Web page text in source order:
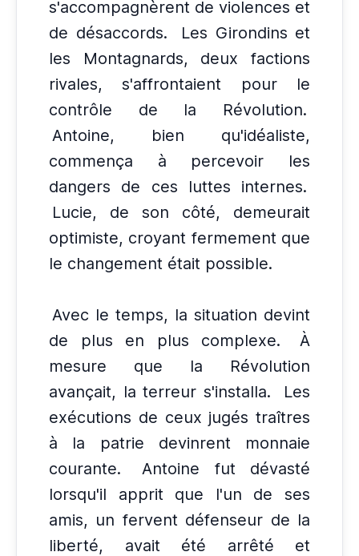
s'accompagnèrent de violences et
de désaccords.
Les Girondins et
les Montagnards, deux factions
rivales, s'affrontaient pour le
contrôle de la Révolution.
Antoine, bien qu'idéaliste,
commença à percevoir les
dangers de ces luttes internes.
Lucie, de son côté, demeurait
optimiste, croyant fermement que
le changement était possible.
Avec le temps, la situation devint
de plus en plus complexe.
À
mesure que la Révolution
avançait, la terreur s'installa.
Les
exécutions de ceux jugés traîtres
à la patrie devinrent monnaie
courante.
Antoine fut dévasté
lorsqu'il apprit que l'un de ses
amis, un fervent défenseur de la
liberté, avait été arrêté et